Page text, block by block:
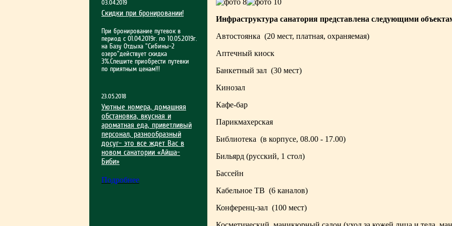
03.04.2019
Скидки при бронировании!
При бронирование путевок в
период с 01.04.2019г. по 10.05.2019г.
на Базу Отдыха "Сибины-2
озеро"действует скидка
3%.Спешите приобрести путевки
по приятным ценам!!!
23.05.2018
Уютные номера, домашняя
обстановка, вкусная и
ароматная еда, приветливый
персонал, разнообразный
досуг– это все ждет Вас в
новом санатории «Айша-
Биби»
Подробнее
Инфраструктура санатория представлена следующими
Автостоянка (20 мест, платная, охраняемая)
Аптечный киоск
Банкетный зал (30 мест)
Кинозал
Кафе-бар
Парикмахерская
Библиотека (в корпусе, 08.00 - 17.00)
Бильярд (русский, 1 стол)
Бассейн
Кабельное ТВ (6 каналов)
Конференц-зал (100 мест)